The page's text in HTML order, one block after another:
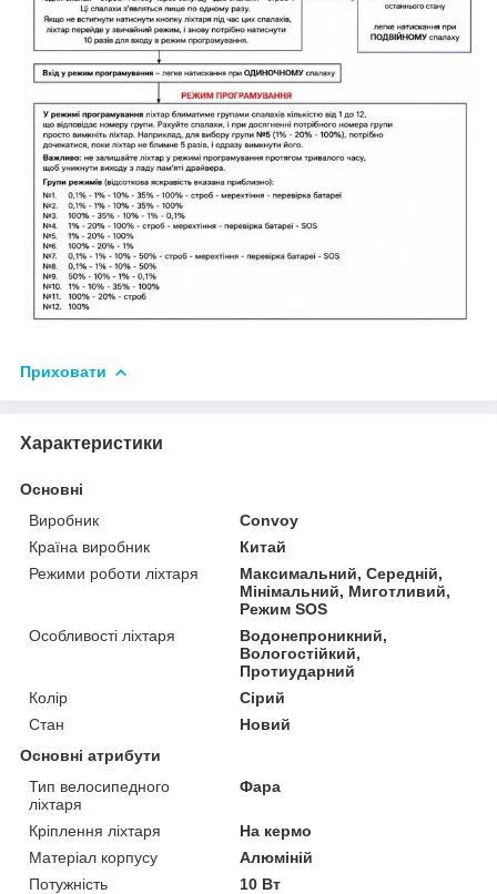
Приховати
Характеристики
Основні
Виробник
Convoy
Країна виробник
Китай
Режими роботи ліхтаря
Максимальний, Середній,
Мінімальний, Миготливий,
Режим SOS
Особливості ліхтаря
Водонепроникний,
Вологостійкий,
Протиударний
Колір
Сірий
Стан
Новий
Основні атрибути
Тип велосипедного
ліхтаря
Фара
Кріплення ліхтаря
На кермо
Матеріал корпусу
Алюміній
Потужність
10 Вт